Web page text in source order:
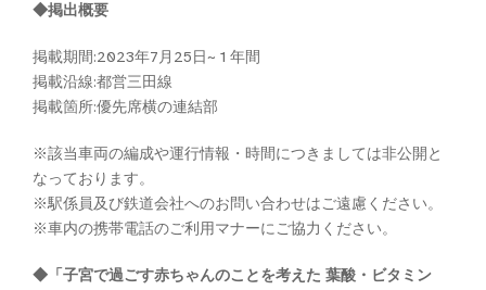
◆掲出概要
掲載期間:2023年7月25日~ 1 年間
掲載沿線:都営三田線
掲載箇所:優先席横の連結部
※該当車両の編成や運行情報・時間につきましては非公開と
なっております。
※駅係員及び鉄道会社へのお問い合わせはご遠慮ください。
※車内の携帯電話のご利用マナーにご協力ください。
◆「子宮で過ごす赤ちゃんのことを考えた 葉酸・ビタミン